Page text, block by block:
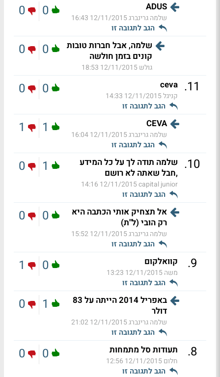
ADUS
שלמה גרינברג12/11/2015 16:43
הגב לתגובה זו
0
0
שלמה, אבל חברות טובות
קונים בזמן חולשה
גולש12/11/2015 18:53
0
0
11
.
ceva
קניגל12/11/2015 14:33
הגב לתגובה זו
0
0
CEVA
שלמה גרינברג12/11/2015 16:04
הגב לתגובה זו
1
1
10
. שלמה תודה לך על כל המידע
,חבל שאתה לא רושם
capital junior
12/11/2015 14:16
הגב לתגובה זו
1
0
אל תצחיק אותי הכתבה היא
רק הובי (ל"ת)
שלמה גרינברג12/11/2015 15:52
הגב לתגובה זו
0
0
9
. קוואלקום
משה12/11/2015 13:23
הגב לתגובה זו
0
1
באפריל 2014 הייתה על 83
דולר
שלמה גרינברג12/11/2015 21:02
הגב לתגובה זו
1
0
8
. תעודות סל מתמחות
חלום12/11/2015 12:56
הגב לתגובה זו
0
0